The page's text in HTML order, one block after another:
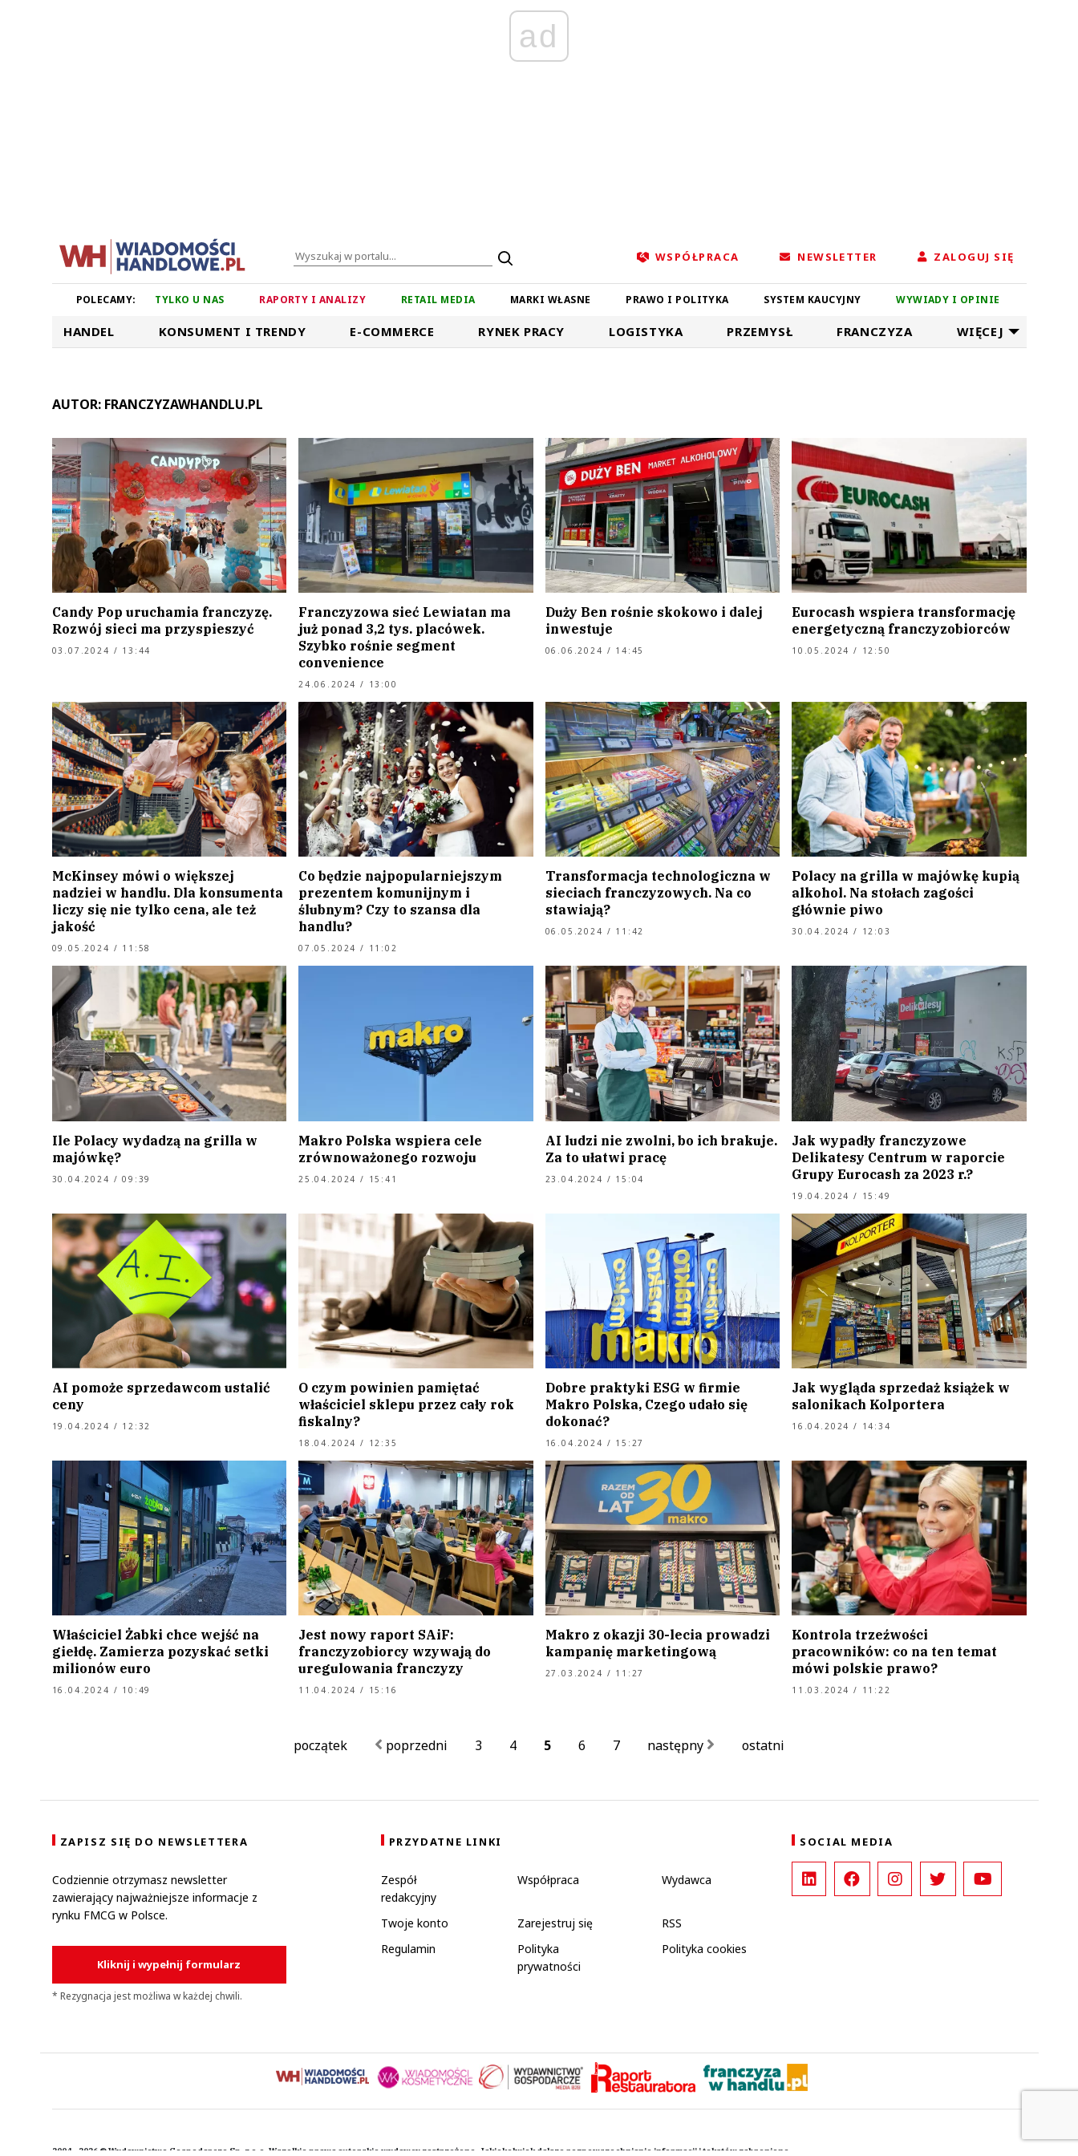
ad
WSPÓŁPRACA NEWSLETTER ZALOGUJ SIĘ
POLECAMY: TYLKO U NAS RAPORTY I ANALIZY RETAIL MEDIA MARKI WŁASNE PRAWO I POLITYKA SYSTEM KAUCYJNY WYWIADY I OPINIE
HANDEL KONSUMENT I TRENDY E-COMMERCE RYNEK PRACY LOGISTYKA PRZEMYSŁ FRANCZYZA WIĘCEJ
AUTOR: FRANCZYZAWHANDLU.PL
Candy Pop uruchamia franczyzę.
Rozwój sieci ma przyspieszyć
03.07.2024 / 13:44
Franczyzowa sieć Lewiatan ma
już ponad 3,2 tys. placówek.
Szybko rośnie segment
convenience
24.06.2024 / 13:00
Duży Ben rośnie skokowo i dalej
inwestuje
06.06.2024 / 14:45
Eurocash wspiera transformację
energetyczną franczyzobiorców
10.05.2024 / 12:50
McKinsey mówi o większej
nadziei w handlu. Dla konsumenta
liczy się nie tylko cena, ale też
jakość
09.05.2024 / 11:58
Co będzie najpopularniejszym
prezentem komunijnym i
ślubnym? Czy to szansa dla
handlu?
07.05.2024 / 11:02
Transformacja technologiczna w
sieciach franczyzowych. Na co
stawiają?
06.05.2024 / 11:42
Polacy na grilla w majówkę kupią
alkohol. Na stołach zagości
głównie piwo
30.04.2024 / 12:03
Ile Polacy wydadzą na grilla w
majówkę?
30.04.2024 / 09:39
Makro Polska wspiera cele
zrównoważonego rozwoju
25.04.2024 / 15:41
AI ludzi nie zwolni, bo ich brakuje.
Za to ułatwi pracę
23.04.2024 / 15:04
Jak wypadły franczyzowe
Delikatesy Centrum w raporcie
Grupy Eurocash za 2023 r.?
19.04.2024 / 15:49
AI pomoże sprzedawcom ustalić
ceny
19.04.2024 / 12:32
O czym powinien pamiętać
właściciel sklepu przez cały rok
fiskalny?
18.04.2024 / 12:35
Dobre praktyki ESG w firmie
Makro Polska, Czego udało się
dokonać?
16.04.2024 / 15:27
Jak wygląda sprzedaż książek w
salonikach Kolportera
16.04.2024 / 14:34
Właściciel Żabki chce wejść na
giełdę. Zamierza pozyskać setki
milionów euro
16.04.2024 / 10:49
Jest nowy raport SAiF:
franczyzobiorcy wzywają do
uregulowania franczyzy
11.04.2024 / 15:16
Makro z okazji 30-lecia prowadzi
kampanię marketingową
27.03.2024 / 11:27
Kontrola trzeźwości
pracowników: co na ten temat
mówi polskie prawo?
11.03.2024 / 11:22
początek poprzedni 3 4 5 6 7 następny ostatni
ZAPISZ SIĘ DO NEWSLETTERA
Codziennie otrzymasz newsletter
zawierający najważniejsze informacje z
rynku FMCG w Polsce.
Kliknij i wypełnij formularz
* Rezygnacja jest możliwa w każdej chwili.
PRZYDATNE LINKI
Zespół
redakcyjny
Współpraca Wydawca
Twoje konto Zarejestruj się
RSS
Regulamin
Polityka
prywatności
Polityka cookies
SOCIAL MEDIA
2004 - 2026 © Wydawnictwo Gospodarcze Sp. z o.o. Wszelkie prawa autorskie wydawcy zastrzeżone. Jakiekolwiek dalsze rozpowszechnianie informacji i tekstów zabronione.